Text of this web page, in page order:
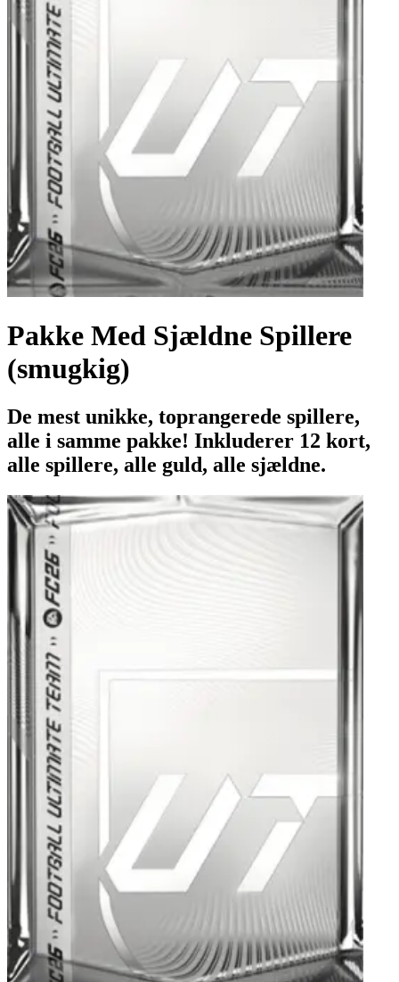
Pakke Med Sjældne Spillere
(smugkig)
De mest unikke, toprangerede spillere,
alle i samme pakke! Inkluderer 12 kort,
alle spillere, alle guld, alle sjældne.